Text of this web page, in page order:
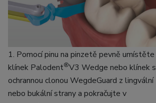
1. Pomocí pinu na pinzetě pevně umístěte
klínek Palodent®V3 Wedge nebo klínek s
ochrannou clonou WegdeGuard z lingvální
nebo bukální strany a pokračujte v